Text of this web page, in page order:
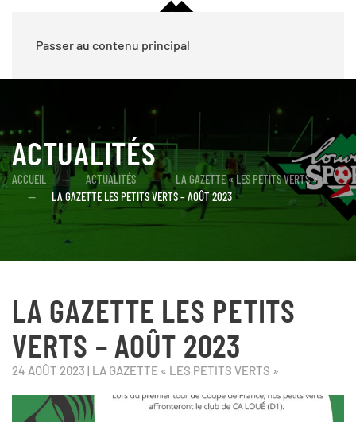
Passer au contenu principal
ACTUALITÉS
ACCUEIL ACTUALITÉS
LA GAZETTE « LES PETITS VERTS »
LA GAZETTE LES PETITS VERTS – AOÛT 2023
LA GAZETTE LES PETITS
VERTS – AOÛT 2023
24 AOÛT 2023 | LA GAZETTE « LES PETITS VERTS »